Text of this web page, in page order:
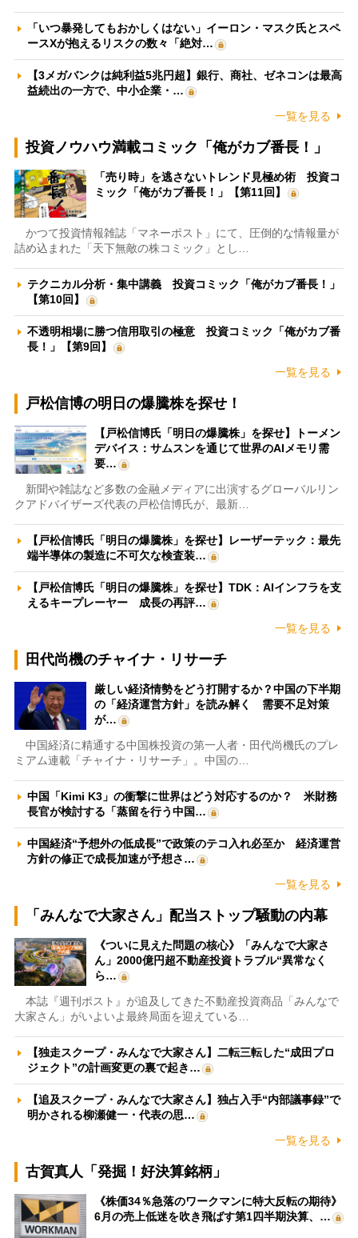
「いつ暴発してもおかしくはない」イーロン・マスク氏とスペ
ースXが抱えるリスクの数々「絶対…
【3メガバンクは純利益5兆円超】銀行、商社、ゼネコンは最高
益続出の一方で、中小企業・…
一覧を見る
投資ノウハウ満載コミック「俺がカブ番長！」
「売り時」を逃さないトレンド見極め術 投資コ
ミック「俺がカブ番長！」【第11回】
かつて投資情報雑誌「マネーポスト」にて、圧倒的な情報量が
詰め込まれた「天下無敵の株コミック」とし…
テクニカル分析・集中講義 投資コミック「俺がカブ番長！」
【第10回】
不透明相場に勝つ信用取引の極意 投資コミック「俺がカブ番
長！」【第9回】
一覧を見る
戸松信博の明日の爆騰株を探せ！
【戸松信博氏「明日の爆騰株」を探せ】トーメン
デバイス：サムスンを通じて世界のAIメモリ需
要…
新聞や雑誌など多数の金融メディアに出演するグローバルリン
クアドバイザーズ代表の戸松信博氏が、最新…
【戸松信博氏「明日の爆騰株」を探せ】レーザーテック：最先
端半導体の製造に不可欠な検査装…
【戸松信博氏「明日の爆騰株」を探せ】TDK：AIインフラを支
えるキープレーヤー 成長の再評…
一覧を見る
田代尚機のチャイナ・リサーチ
厳しい経済情勢をどう打開するか？中国の下半期
の「経済運営方針」を読み解く 需要不足対策
が…
中国経済に精通する中国株投資の第一人者・田代尚機氏のプレ
ミアム連載「チャイナ・リサーチ」。中国の…
中国「Kimi K3」の衝撃に世界はどう対応するのか？ 米財務
長官が検討する「蒸留を行う中国…
中国経済“予想外の低成長”で政策のテコ入れ必至か 経済運営
方針の修正で成長加速が予想さ…
一覧を見る
「みんなで大家さん」配当ストップ騒動の内幕
《ついに見えた問題の核心》「みんなで大家さ
ん」2000億円超不動産投資トラブル“異常なく
ら…
本誌『週刊ポスト』が追及してきた不動産投資商品「みんなで
大家さん」がいよいよ最終局面を迎えている…
【独走スクープ・みんなで大家さん】二転三転した“成田プロ
ジェクト”の計画変更の裏で起き…
【追及スクープ・みんなで大家さん】独占入手“内部議事録”で
明かされる柳瀬健一・代表の思…
一覧を見る
古賀真人「発掘！好決算銘柄」
《株価34％急落のワークマンに特大反転の期待》
6月の売上低迷を吹き飛ばす第1四半期決算、…